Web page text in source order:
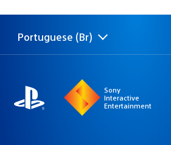
publicação:
Selecione
uma
Região
atual:
Portuguese (Br)
Sony
Interactive
Entertainment